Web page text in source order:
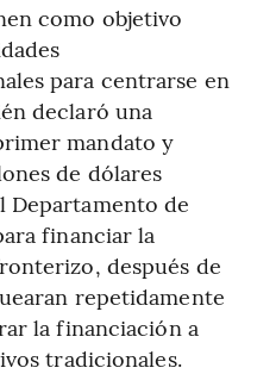
como objetivo
para centrarse en
declaró una
mandato y
de dólares
Departamento de
financiar la
después de
repetidamente
la financiación a
tradicionales.